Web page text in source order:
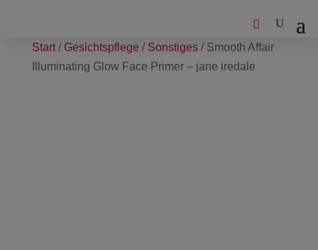
Start/ Gesichtspflege / Sonstiges/ Smooth Affair
Illuminating Glow Face Primer – jane iredale